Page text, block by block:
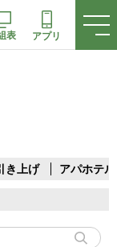
表 アプリ
き上げ アパホテル